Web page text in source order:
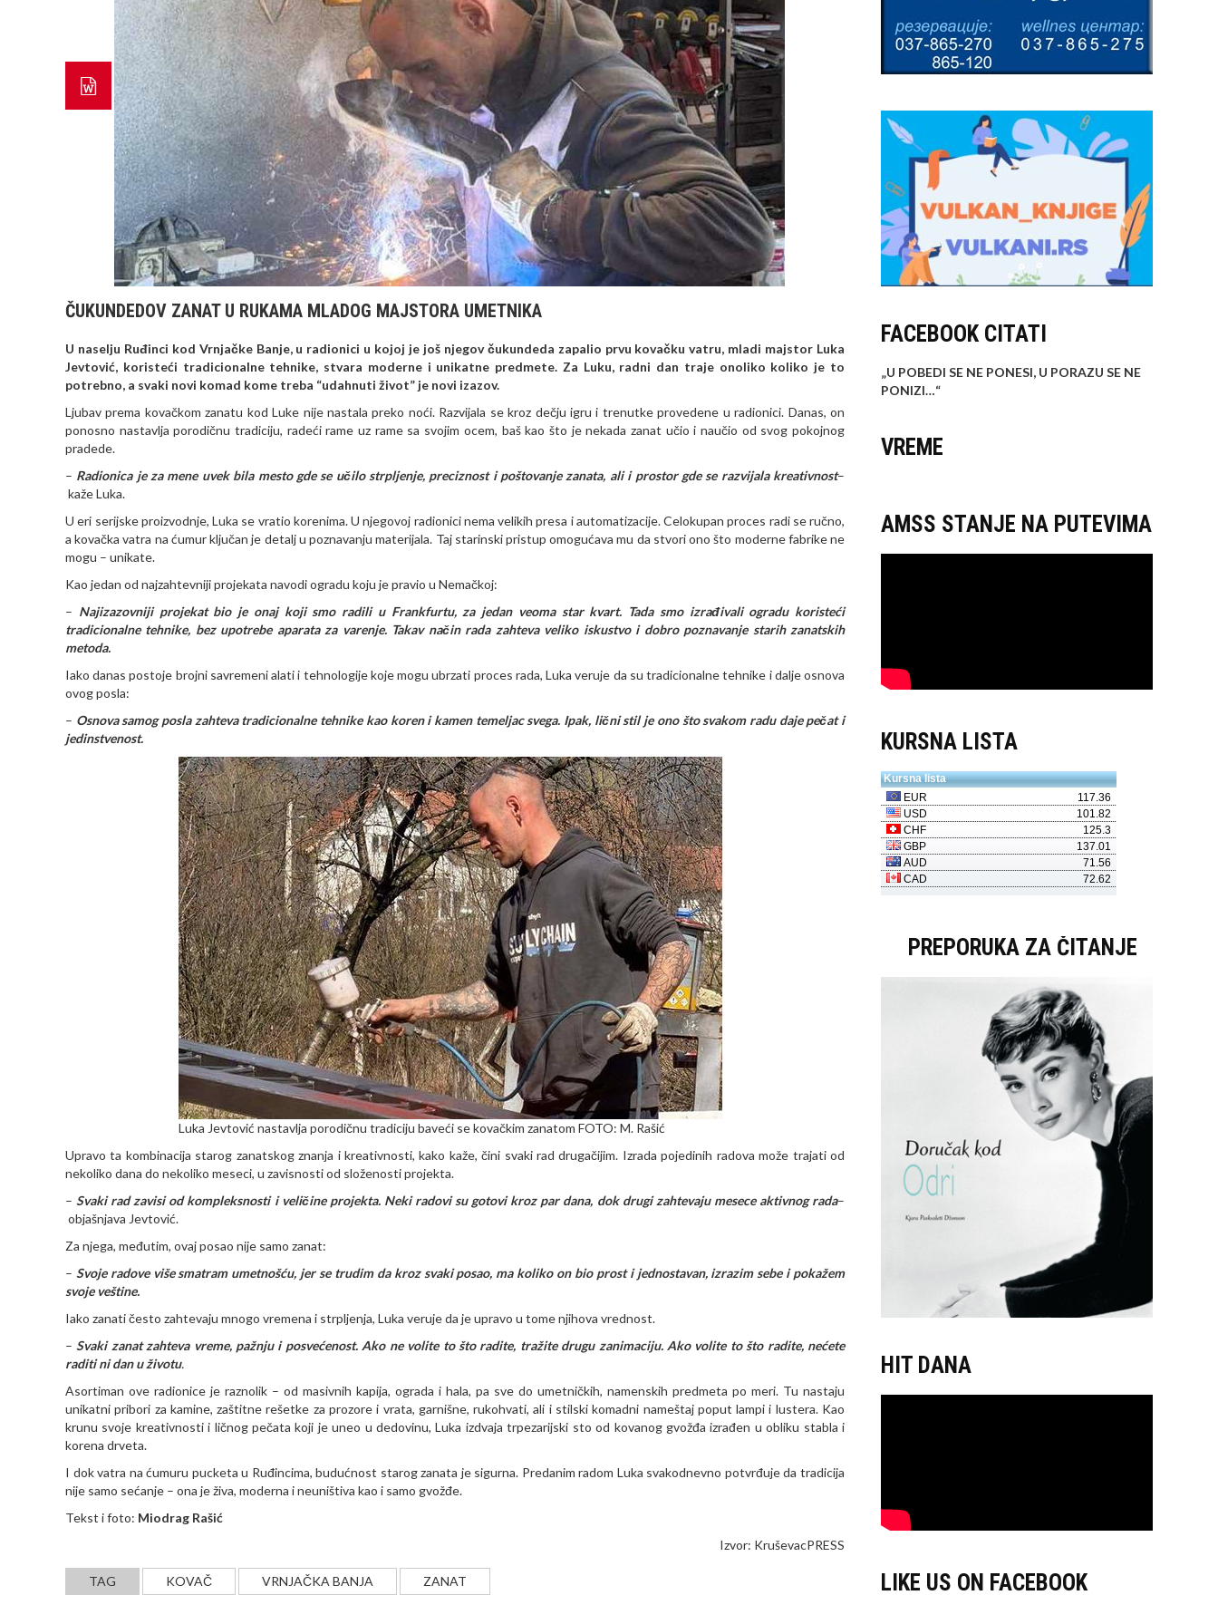
ČUKUNDEDOV ZANAT U RUKAMA MLADOG MAJSTORA UMETNIKA
U naselju Ruđinci kod Vrnjačke Banje, u radionici u kojoj je još njegov čukundeda zapalio prvu kovačku vatru, mladi majstor Luka
Jevtović, koristeći tradicionalne tehnike, stvara moderne i unikatne predmete. Za Luku, radni dan traje onoliko koliko je to
potrebno, a svaki novi komad kome treba “udahnuti život” je novi izazov.
Ljubav prema kovačkom zanatu kod Luke nije nastala preko noći. Razvijala se kroz dečju igru i trenutke provedene u radionici. Danas, on
ponosno nastavlja porodičnu tradiciju, radeći rame uz rame sa svojim ocem, baš kao što je nekada zanat učio i naučio od svog pokojnog
pradede.
– Radionica je za mene uvek bila mesto gde se učilo strpljenje, preciznost i poštovanje zanata, ali i prostor gde se razvijala kreativnost–
kaže Luka.
U eri serijske proizvodnje, Luka se vratio korenima. U njegovoj radionici nema velikih presa i automatizacije. Celokupan proces radi se ručno,
a kovačka vatra na ćumur ključan je detalj u poznavanju materijala. Taj starinski pristup omogućava mu da stvori ono što moderne fabrike ne
mogu – unikate.
Kao jedan od najzahtevniji projekata navodi ogradu koju je pravio u Nemačkoj:
– Najizazovniji projekat bio je onaj koji smo radili u Frankfurtu, za jedan veoma star kvart. Tada smo izrađivali ogradu koristeći
tradicionalne tehnike, bez upotrebe aparata za varenje. Takav način rada zahteva veliko iskustvo i dobro poznavanje starih zanatskih
metoda.
Iako danas postoje brojni savremeni alati i tehnologije koje mogu ubrzati proces rada, Luka veruje da su tradicionalne tehnike i dalje osnova
ovog posla:
– Osnova samog posla zahteva tradicionalne tehnike kao koren i kamen temeljac svega. Ipak, lični stil je ono što svakom radu daje pečat i
jedinstvenost.
Luka Jevtović nastavlja porodičnu tradiciju baveći se kovačkim zanatom FOTO: M. Rašić
Upravo ta kombinacija starog zanatskog znanja i kreativnosti, kako kaže, čini svaki rad drugačijim. Izrada pojedinih radova može trajati od
nekoliko dana do nekoliko meseci, u zavisnosti od složenosti projekta.
–Svaki rad zavisi od kompleksnosti i veličine projekta. Neki radovi su gotovi kroz par dana, dok drugi zahtevaju mesece aktivnog rada–
objašnjava Jevtović.
Za njega, međutim, ovaj posao nije samo zanat:
– Svoje radove više smatram umetnošću, jer se trudim da kroz svaki posao, ma koliko on bio prost i jednostavan, izrazim sebe i pokažem
svoje veštine.
Iako zanati često zahtevaju mnogo vremena i strpljenja, Luka veruje da je upravo u tome njihova vrednost.
–Svaki zanat zahteva vreme, pažnju i posvećenost. Ako ne volite to što radite, tražite drugu zanimaciju. Ako volite to što radite, nećete
raditi ni dan u životu.
Asortiman ove radionice je raznolik – od masivnih kapija, ograda i hala, pa sve do umetničkih, namenskih predmeta po meri. Tu nastaju
unikatni pribori za kamine, zaštitne rešetke za prozore i vrata, garnišne, rukohvati, ali i stilski komadni nameštaj poput lampi i lustera. Kao
krunu svoje kreativnosti i ličnog pečata koji je uneo u dedovinu, Luka izdvaja trpezarijski sto od kovanog gvožđa izrađen u obliku stabla i
korena drveta.
I dok vatra na ćumuru pucketa u Ruđincima, budućnost starog zanata je sigurna. Predanim radom Luka svakodnevno potvrđuje da tradicija
nije samo sećanje – ona je živa, moderna i neuništiva kao i samo gvožđe.
Tekst i foto: Miodrag Rašić
Izvor: KruševacPRESS
TAG KOVAČ VRNJAČKA BANJA ZANAT
FACEBOOK CITATI
„U POBEDI SE NE PONESI, U PORAZU SE NE
PONIZI…“
VREME
AMSS STANJE NA PUTEVIMA
KURSNA LISTA
PREPORUKA ZA ČITANJE
HIT DANA
LIKE US ON FACEBOOK